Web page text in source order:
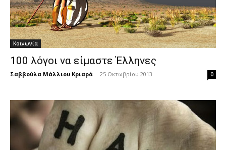
Κοινωνία
100 λόγοι να είμαστε Έλληνες
Σαββούλα Μάλλιου Κριαρά - 25 Οκτωβρίου 2013 0